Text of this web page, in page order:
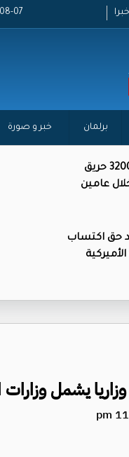
2026-08-
برلمان خبر و صورة
أكثر من 3200 حريق
عامين
حق اكتساب
يشمل وزارات